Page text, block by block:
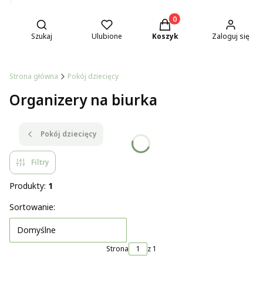
Otwórz wyszukiwarkę
Szukaj Ulubione
Produkty w koszyku: 0.
Koszyk Zaloguj się
Strona główna Pokój dziecięcy
Organizery na biurka
Pokój dziecięcy
Filtry
Produkty: 1
Lista produktów
Sortowanie:
Domyślne
Strona z 1